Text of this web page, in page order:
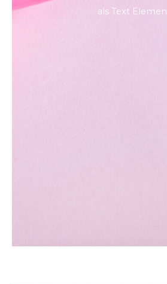
als Text